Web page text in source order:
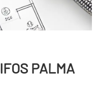
PALMA